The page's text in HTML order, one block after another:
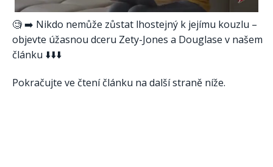
🧐 ➡️ Nikdo nemůže zůstat lhostejný k jejímu kouzlu –
objevte úžasnou dceru Zety-Jones a Douglase v našem
článku ⬇️⬇️⬇️
Pokračujte ve čtení článku na další straně níže.